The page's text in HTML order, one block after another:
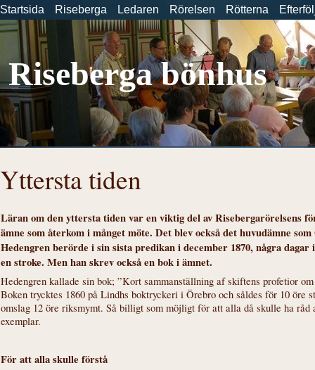
Startsida Riseberga Ledaren Rörelsen Rötterna
Riseberga bönhus
Yttersta tiden
Läran om den yttersta tiden var en viktig del av Risebergarörelsens
ämne som återkom i månget möte. Det blev också det huvudämne
Hedengren berörde i sin sista predikan i december 1870, några dagar
en stroke. Men han skrev också en bok i ämnet.
Hedengren kallade sin bok; ”Kort sammanställning af skiftens profetior
Boken trycktes 1860 på Lindhs boktryckeri i Örebro och såldes för 10 öre
omslag 12 öre riksmymt. Så billigt som möjligt för att alla då skulle ha råd
exemplar.
För att alla skulle förstå